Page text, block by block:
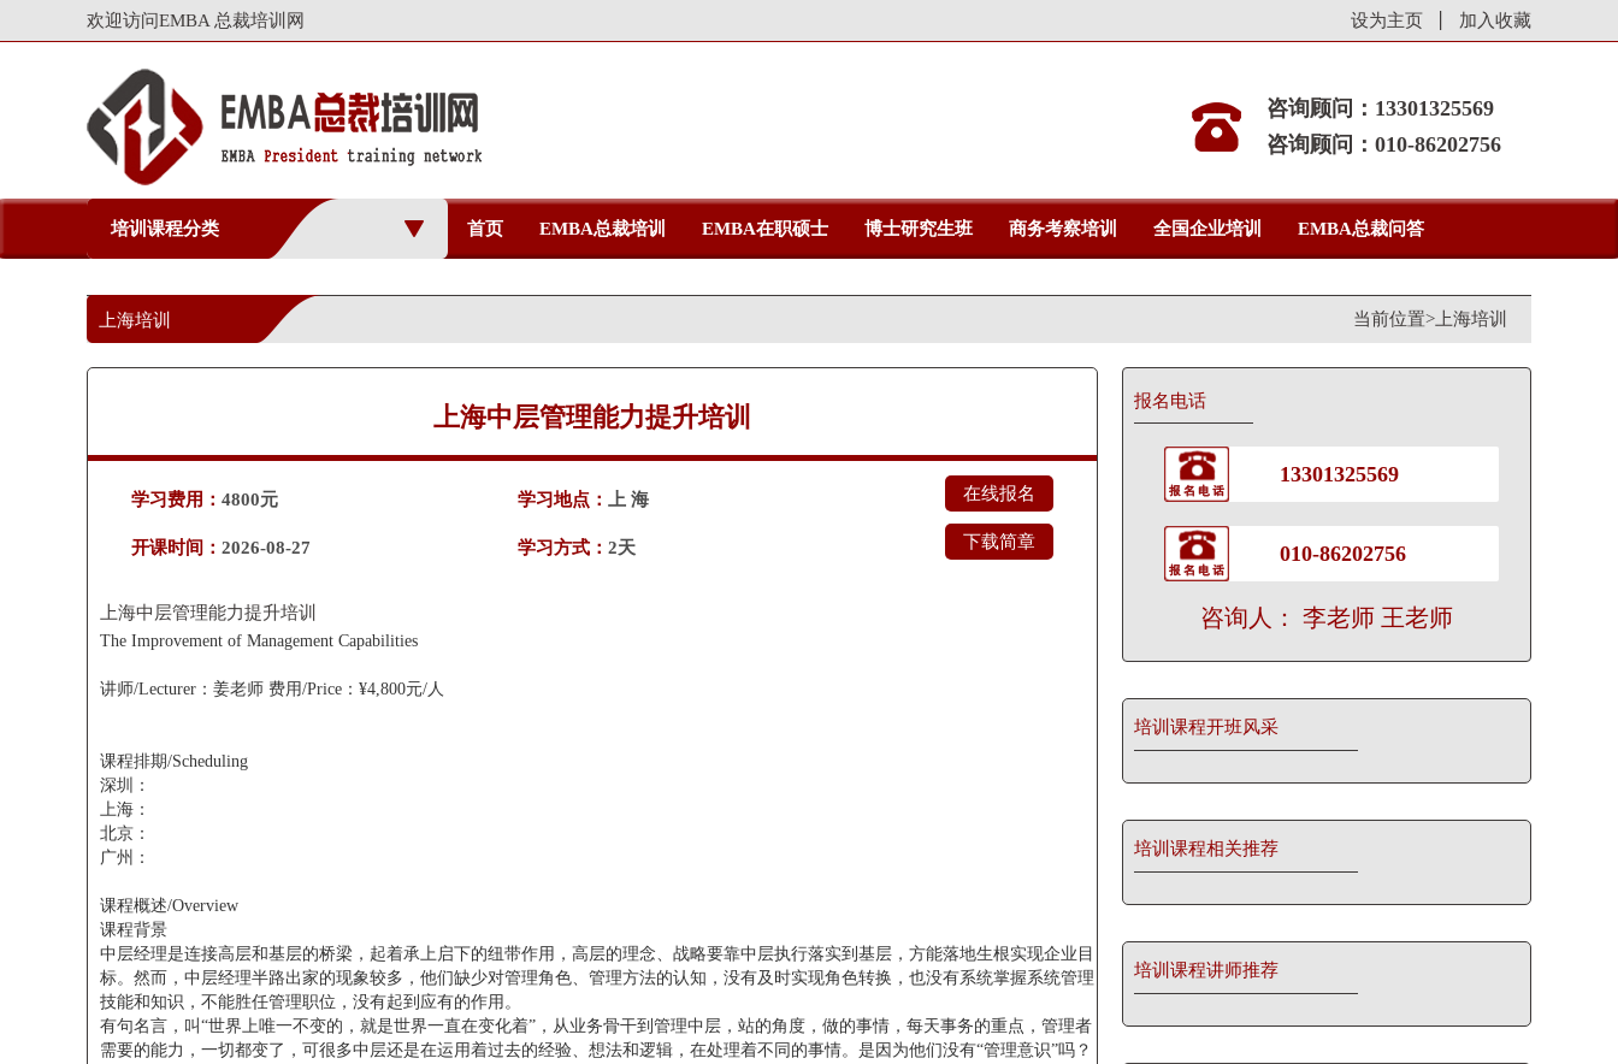
欢迎访问EMBA 总裁培训网 设为主页 加入收藏
咨询顾问：13301325569
咨询顾问：010-86202756
培训课程分类 首页 EMBA总裁培训 EMBA在职硕士 博士研究生班 商务考察培训 全国企业培训 EMBA总裁问答
上海培训 当前位置> 上海培训
上海中层管理能力提升培训
学习费用： 4800元
开课时间： 2026-08-27
学习地点： 上 海
学习方式：2天
在线报名
下载简章
上海中层管理能力提升培训
The Improvement of Management Capabilities
讲师/Lecturer：姜老师 费用/Price：¥4,800元/人
课程排期/Scheduling
深圳：
上海：
北京：
广州：
课程概述/Overview
课程背景
中层经理是连接高层和基层的桥梁，起着承上启下的纽带作用，高层的理念、战略要靠中层执行落实到基层，方能落地生根实现企业目
标。然而，中层经理半路出家的现象较多，他们缺少对管理角色、管理方法的认知，没有及时实现角色转换，也没有系统掌握系统管理
技能和知识，不能胜任管理职位，没有起到应有的作用。
有句名言，叫“世界上唯一不变的，就是世界一直在变化着”，从业务骨干到管理中层，站的角度，做的事情，每天事务的重点，管理者
需要的能力，一切都变了，可很多中层还是在运用着过去的经验、想法和逻辑，在处理着不同的事情。是因为他们没有“管理意识”吗？
报名电话
13301325569
010-86202756
咨询人： 李老师 王老师
培训课程开班风采
培训课程相关推荐
培训课程讲师推荐